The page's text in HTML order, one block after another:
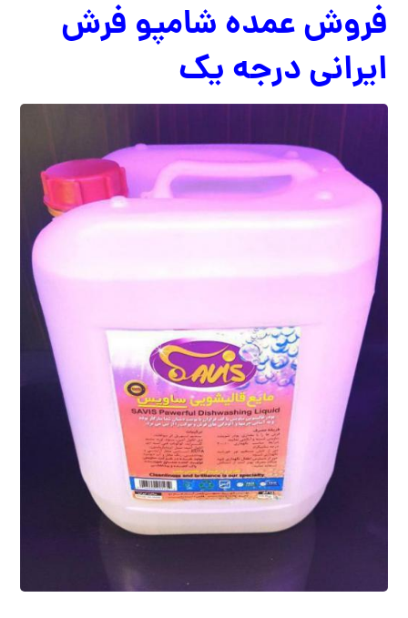
فروش عمده شامپو فرش
ایرانی درجه یک